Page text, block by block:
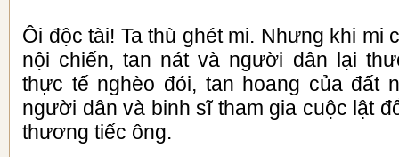
Ôi độc tài! Ta thù ghét mi. Nhưng khi mi
nội chiến, tan nát và người dân lại
thực tế nghèo đói, tan hoang của đất
người dân và binh sĩ tham gia cuộc lật
thương tiếc ông.